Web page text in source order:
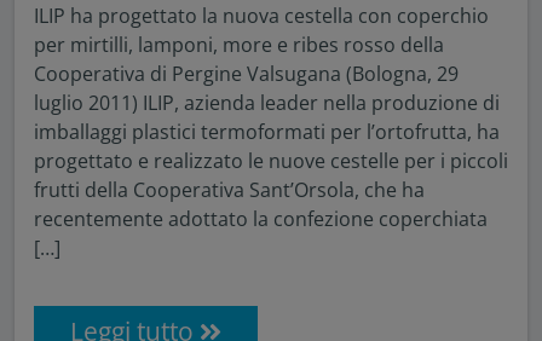
ILIP ha progettato la nuova cestella con coperchio
per mirtilli, lamponi, more e ribes rosso della
Cooperativa di Pergine Valsugana (Bologna, 29
luglio 2011) ILIP, azienda leader nella produzione di
imballaggi plastici termoformati per l’ortofrutta, ha
progettato e realizzato le nuove cestelle per i piccoli
frutti della Cooperativa Sant’Orsola, che ha
recentemente adottato la confezione coperchiata
[…]
Leggi tutto